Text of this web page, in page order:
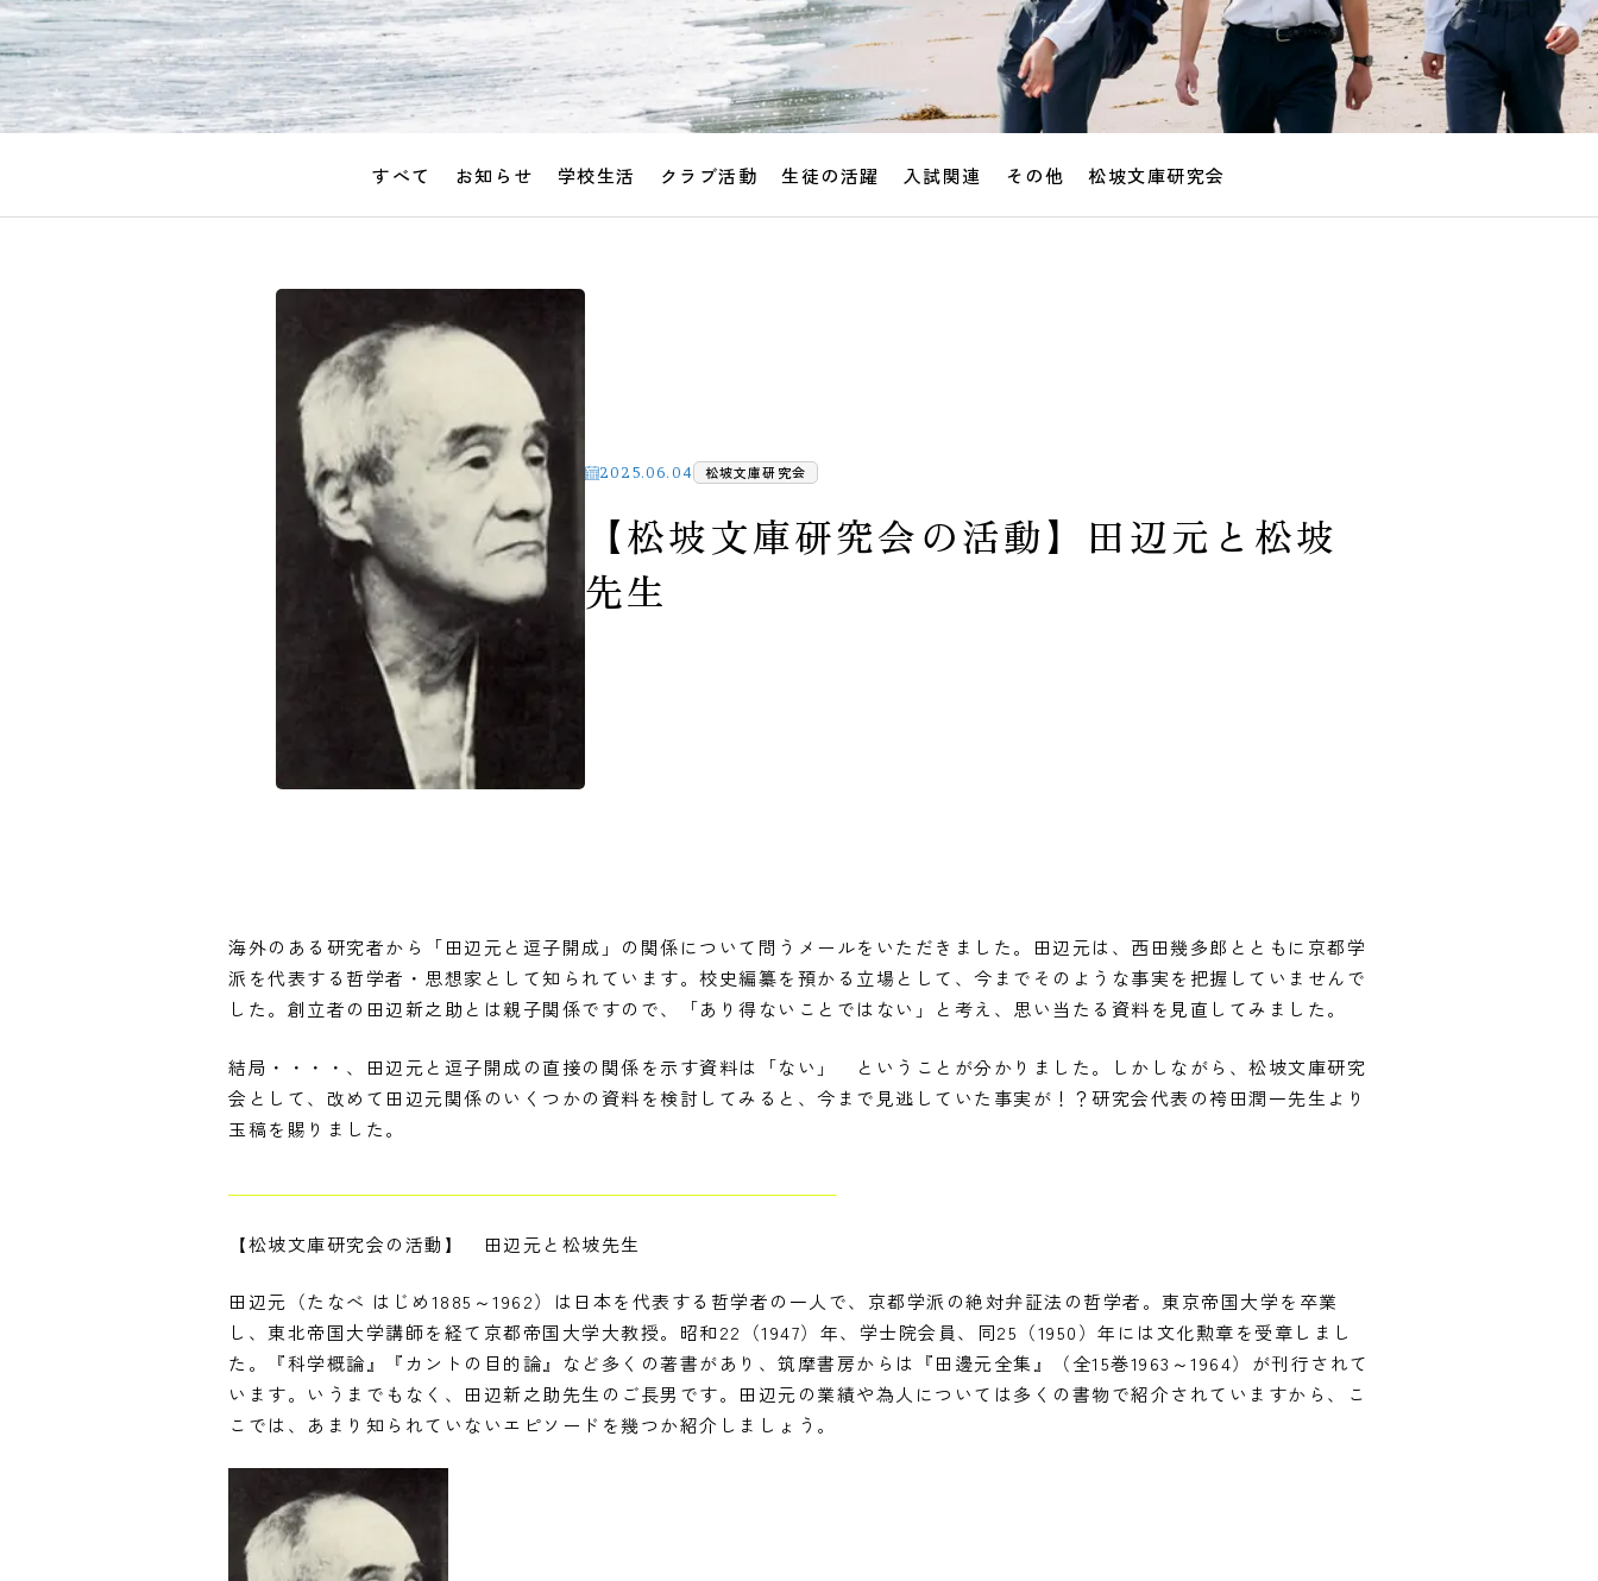
すべて お知らせ 学校生活 クラブ活動 生徒の活躍 入試関連 その他 松坡文庫研究会
2025.06.04 松坡文庫研究会
【松坡文庫研究会の活動】田辺元と松坡
先生
海外のある研究者から「田辺元と逗子開成」の関係について問うメールをいただきました。田辺元は、西田幾多郎とともに京都学
派を代表する哲学者・思想家として知られています。校史編纂を預かる立場として、今までそのような事実を把握していませんで
した。創立者の田辺新之助とは親子関係ですので、「あり得ないことではない」と考え、思い当たる資料を見直してみました。
結局・・・・、田辺元と逗子開成の直接の関係を示す資料は「ない」 ということが分かりました。しかしながら、松坡文庫研究
会として、改めて田辺元関係のいくつかの資料を検討してみると、今まで見逃していた事実が！？研究会代表の袴田潤一先生より
玉稿を賜りました。
【松坡文庫研究会の活動】 田辺元と松坡先生
田辺元（たなべ はじめ1885～1962）は日本を代表する哲学者の一人で、京都学派の絶対弁証法の哲学者。東京帝国大学を卒業
し、東北帝国大学講師を経て京都帝国大学大教授。昭和22（1947）年、学士院会員、同25（1950）年には文化勲章を受章しまし
た。『科学概論』『カントの目的論』など多くの著書があり、筑摩書房からは『田邊元全集』（全15巻1963～1964）が刊行されて
います。いうまでもなく、田辺新之助先生のご長男です。田辺元の業績や為人については多くの書物で紹介されていますから、こ
こでは、あまり知られていないエピソードを幾つか紹介しましょう。